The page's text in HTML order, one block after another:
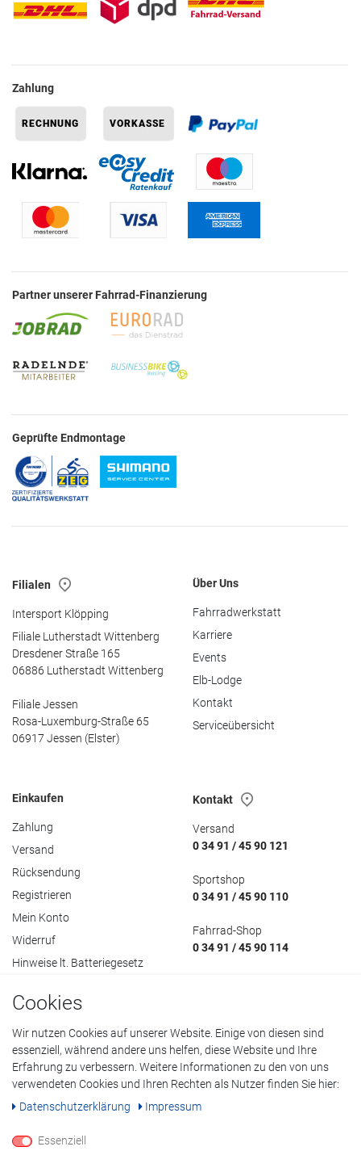
Zahlung
Partner unserer Fahrrad-Finanzierung
Geprüfte Endmontage
Filialen
Intersport Klöpping
Filiale Lutherstadt Wittenberg
Dresdener Straße 165
06886 Lutherstadt Wittenberg
Filiale Jessen
Rosa-Luxemburg-Straße 65
06917 Jessen (Elster)
Über Uns
Fahrradwerkstatt
Karriere
Events
Elb-Lodge
Kontakt
Serviceübersicht
Einkaufen
Zahlung
Versand
Rücksendung
Registrieren
Mein Konto
Widerruf
Hinweise lt. Batteriegesetz
Kontakt
Versand
0 34 91 / 45 90 121
Sportshop
0 34 91 / 45 90 110
Fahrrad-Shop
0 34 91 / 45 90 114
Datenschutzerklärung • AGB
Impressum
© Copyright 2022 Klöpping GmbH. Alle Rechte vorbehalten.
durchgestrichenen Preisen handelt es sich um ehemalige
Cookies
Wir nutzen Cookies auf unserer Website. Einige von diesen sind
essenziell, während andere uns helfen, diese Website und Ihre
Erfahrung zu verbessern. Weitere Informationen zu den von uns
verwendeten Cookies und Ihren Rechten als Nutzer finden Sie hier:
Daten­schutz­erklärung
Impressum
Essenziell